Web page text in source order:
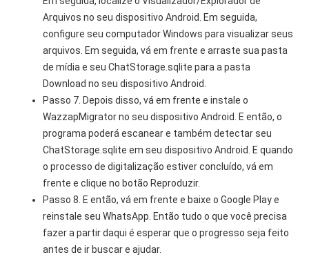
Arquivos no seu dispositivo Android. Em seguida,
configure seu computador Windows para visualizar seus
arquivos. Em seguida, vá em frente e arraste sua pasta
de mídia e seu ChatStorage.sqlite para a pasta
Download no seu dispositivo Android.
Passo 7. Depois disso, vá em frente e instale o
WazzapMigrator no seu dispositivo Android. E então, o
programa poderá escanear e também detectar seu
ChatStorage.sqlite em seu dispositivo Android. E quando
o processo de digitalização estiver concluído, vá em
frente e clique no botão Reproduzir.
Passo 8. E então, vá em frente e baixe o Google Play e
reinstale seu WhatsApp. Então tudo o que você precisa
fazer a partir daqui é esperar que o progresso seja feito
antes de ir buscar e ajudar.